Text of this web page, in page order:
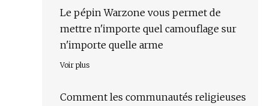
Le pépin Warzone vous permet de
mettre n'importe quel camouflage sur
n'importe quelle arme
Voir plus
Comment les communautés religieuses